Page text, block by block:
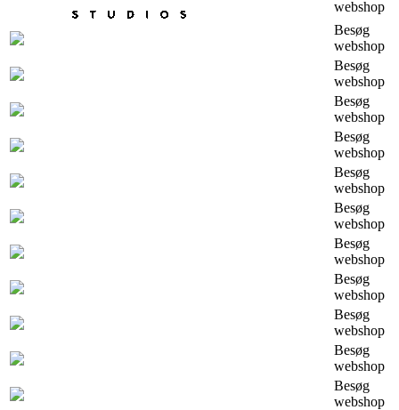
webshop
Besøg
webshop
Besøg
webshop
Besøg
webshop
Besøg
webshop
Besøg
webshop
Besøg
webshop
Besøg
webshop
Besøg
webshop
Besøg
webshop
Besøg
webshop
Besøg
webshop